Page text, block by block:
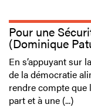
Pour une
(Dominique
En s’appuyant sur
de la démocratie
rendre compte que
part et à une (...)